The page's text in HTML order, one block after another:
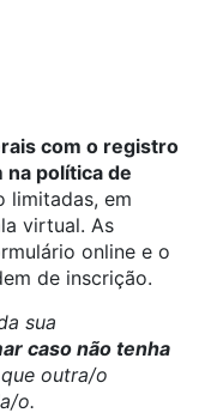
com o registro
na política de
limitadas, em
virtual. As
online e o
de inscrição.
sua
caso não tenha
outra/o
o.